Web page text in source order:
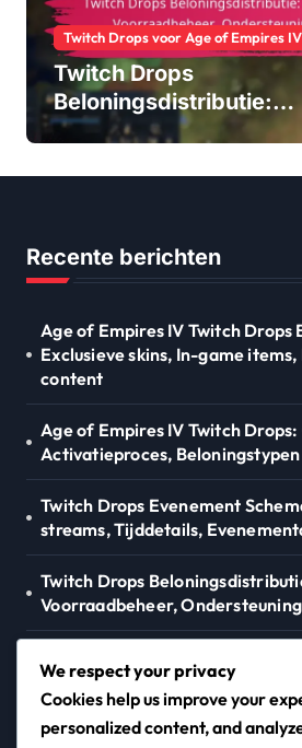
Twitch Drops voor Age of Empires IV
Twitch Drops
Beloningsdistributie:
Aanvraagproces,
Recente berichten
Age of Empires IV Twitch Drops
Exclusieve skins, In-game
content
Age of Empires IV Twitch
Activatieproces, Beloningstypen
Twitch Drops Evenement
streams, Tijddetails,
Twitch Drops
Voorraadbeheer,
Accountkoppeling,
We respect your privacy
Cookies help us improve your
personalized content, and